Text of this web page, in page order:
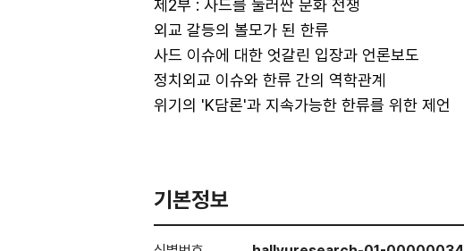
제2부 : 사드를 둘러싼 문화 전쟁
외교 갈등의 볼모가 된 한류
사드 이슈에 대한 엇갈린 입장과 언론보도
정치외교 이슈와 한류 간의 역학관계
위기의 'K담론'과 지속가능한 한류를 위한 제언
기본정보